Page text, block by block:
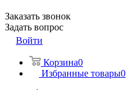
Заказать звонок
Задать вопрос
Войти
Корзина0
Избранные товары0